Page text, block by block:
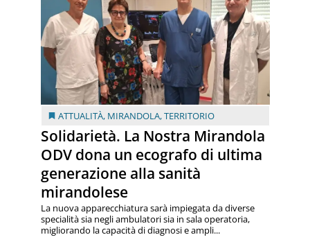
ATTUALITÀ, MIRANDOLA,TERRITORIO
Solidarietà. La Nostra Mirandola
ODV dona un ecografo di ultima
generazione alla sanità
mirandolese
La nuova apparecchiatura sarà impiegata da diverse
specialità sia negli ambulatori sia in sala operatoria,
migliorando la capacità di diagnosi e ampli...